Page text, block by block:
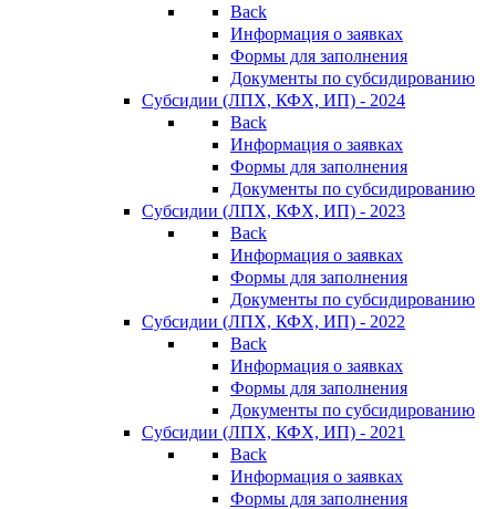
Back
Информация о заявках
Формы для заполнения
Документы по субсидированию
Субсидии (ЛПХ, КФХ, ИП) - 2024
Back
Информация о заявках
Формы для заполнения
Документы по субсидированию
Субсидии (ЛПХ, КФХ, ИП) - 2023
Back
Информация о заявках
Формы для заполнения
Документы по субсидированию
Субсидии (ЛПХ, КФХ, ИП) - 2022
Back
Информация о заявках
Формы для заполнения
Документы по субсидированию
Субсидии (ЛПХ, КФХ, ИП) - 2021
Back
Информация о заявках
Формы для заполнения